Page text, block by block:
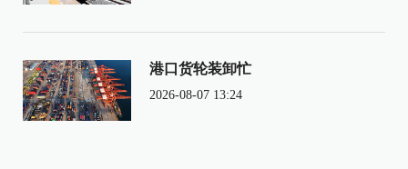
港口货轮装卸忙
2026-08-07 13:24